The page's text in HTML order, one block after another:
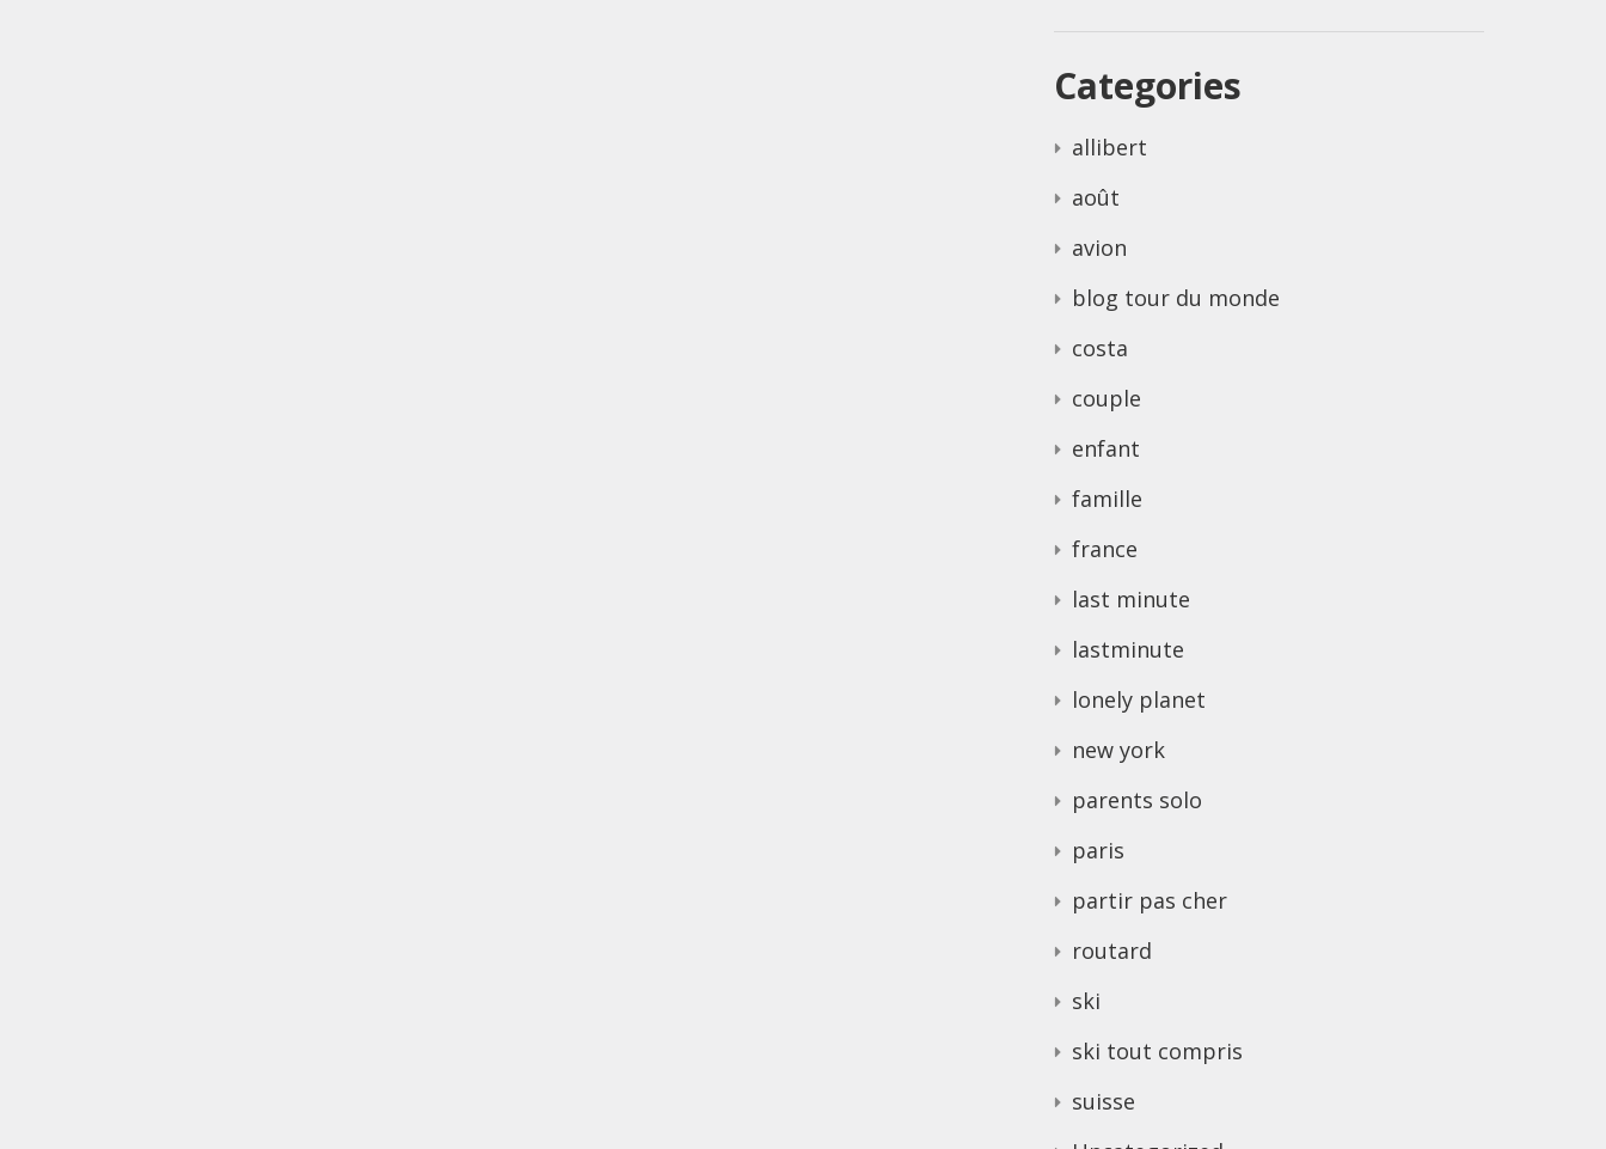
Categories
allibert
août
avion
blog tour du monde
costa
couple
enfant
famille
france
last minute
lastminute
lonely planet
new york
parents solo
paris
partir pas cher
routard
ski
ski tout compris
suisse